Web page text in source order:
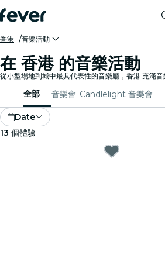
香港 音樂活動
在 香港 的音樂活動
全部 音樂會 Candlelight 音樂會
Date
13 個體驗